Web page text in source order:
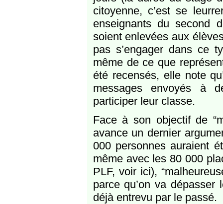
citoyenne, c’est se
enseignants du second
soient enlevées aux
pas s’engager dans ce
même de ce que
été recensés, elle note
messages envoyés à
participer leur classe.
Face à son objectif de
avance un dernier
000 personnes auraient
même avec les 80 000
PLF, voir ici),
parce qu’on va dépasser
déjà entrevu par le passé.